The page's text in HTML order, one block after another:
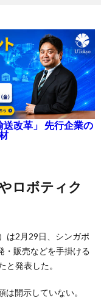
改革」 先行企業の
は2月29日、シンガポ
・販売などを手掛ける
発表した。
開示していない。